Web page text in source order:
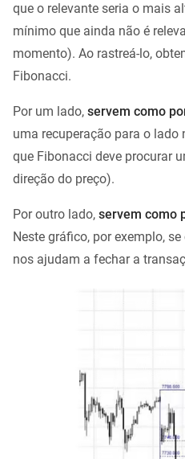
que o relevante seria o mais
mínimo que ainda não é
momento). Ao rastreá-lo,
Fibonacci.
Por um lado, servem como
uma recuperação para o lado
que Fibonacci deve procurar
direção do preço).
Por outro lado, servem como
Neste gráfico, por exemplo,
nos ajudam a fechar a